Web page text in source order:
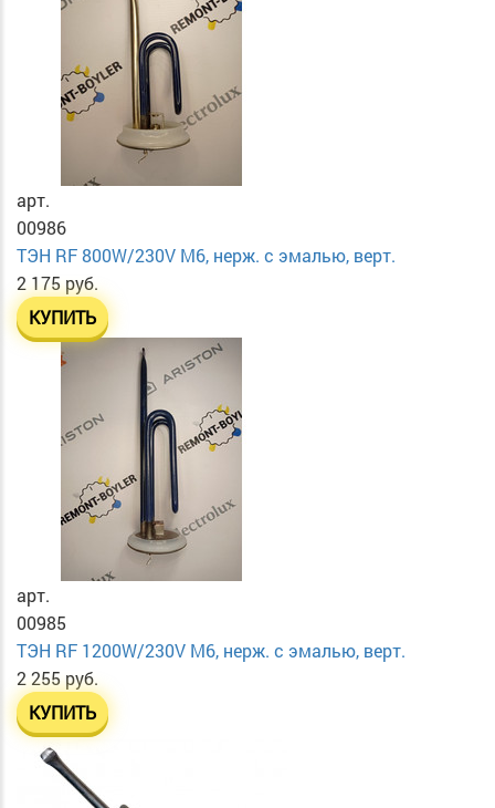
арт.
00986
ТЭН RF 800W/230V М6, нерж. с эмалью, верт.
2 175 руб.
КУПИТЬ
арт.
00985
ТЭН RF 1200W/230V М6, нерж. с эмалью, верт.
2 255 руб.
КУПИТЬ